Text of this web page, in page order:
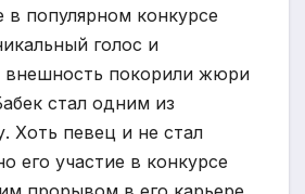
в популярном конкурсе
голос и
внешность покорили жюри
стал одним из
Хоть певец и не стал
его участие в конкурсе